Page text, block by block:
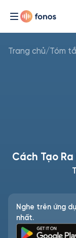
Trang chủ/Tóm
Cách Tạo
Nghe trên ứng
nhất.